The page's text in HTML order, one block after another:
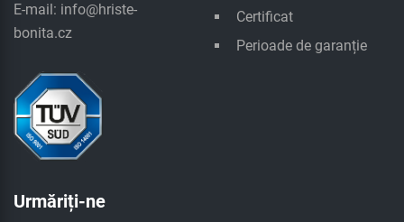
E-mail: info@hriste-
bonita.cz
Certificat
Perioade de garanție
Urmăriți-ne